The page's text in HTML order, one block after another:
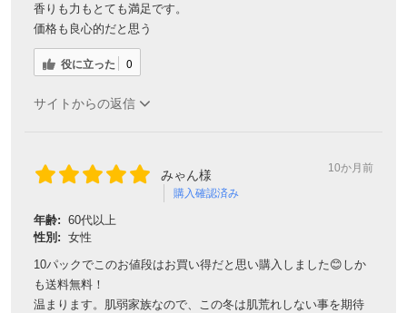
香りも力もとても満足です。
価格も良心的だと思う
役に立った 0
サイトからの返信
みゃん様
購入確認済み
10か月前
年齢: 60代以上
性別: 女性
10パックでこのお値段はお買い得だと思い購入しました😊しか
も送料無料！
温まります。肌弱家族なので、この冬は肌荒れしない事を期待